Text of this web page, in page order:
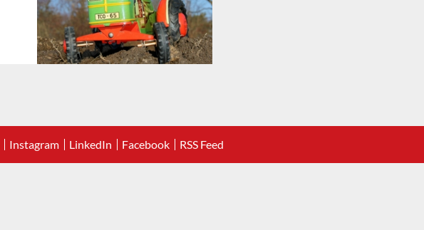
Instagram LinkedIn Facebook RSS Feed